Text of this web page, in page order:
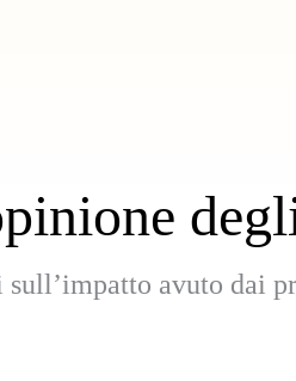
avuto dai